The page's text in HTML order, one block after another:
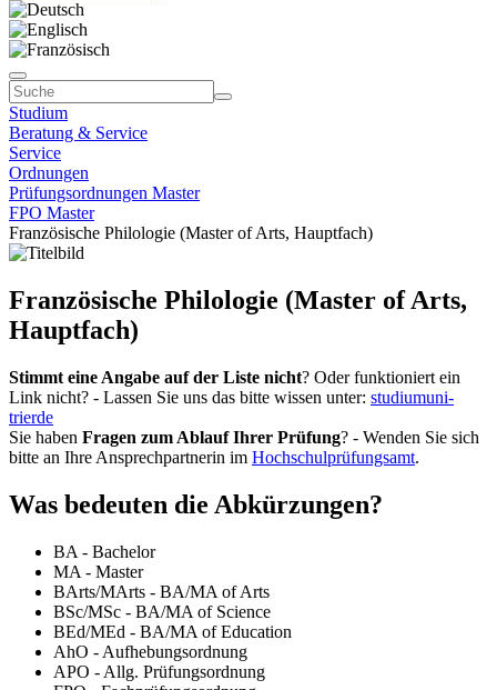
Studium
Beratung & Service
Service
Ordnungen
Prüfungsordnungen Master
FPO Master
Französische Philologie (Master of Arts, Hauptfach)
Französische Philologie (Master of Arts,
Hauptfach)
Stimmt eine Angabe auf der Liste nicht? Oder funktioniert ein
Link nicht? - Lassen Sie uns das bitte wissen unter: studiumuni-
trierde
Sie haben Fragen zum Ablauf Ihrer Prüfung? - Wenden Sie sich
bitte an Ihre Ansprechpartnerin im Hochschulprüfungsamt.
Was bedeuten die Abkürzungen?
BA - Bachelor
MA - Master
BArts/MArts - BA/MA of Arts
BSc/MSc - BA/MA of Science
BEd/MEd - BA/MA of Education
AhO - Aufhebungsordnung
APO - Allg. Prüfungsordnung